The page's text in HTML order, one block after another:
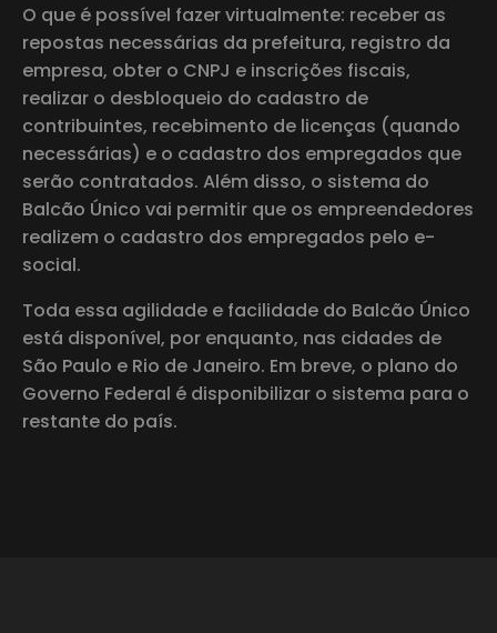
O que é possível fazer virtualmente: receber as
repostas necessárias da prefeitura, registro da
empresa, obter o CNPJ e inscrições fiscais,
realizar o desbloqueio do cadastro de
contribuintes, recebimento de licenças (quando
necessárias) e o cadastro dos empregados que
serão contratados. Além disso, o sistema do
Balcão Único vai permitir que os empreendedores
realizem o cadastro dos empregados pelo e-
social.
Toda essa agilidade e facilidade do Balcão Único
está disponível, por enquanto, nas cidades de
São Paulo e Rio de Janeiro. Em breve, o plano do
Governo Federal é disponibilizar o sistema para o
restante do país.